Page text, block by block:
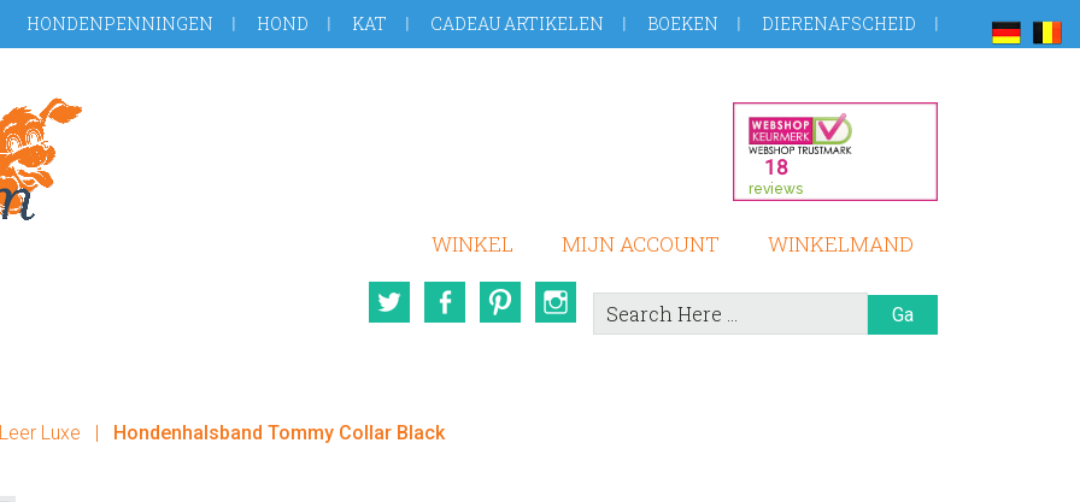
HONDENPENNINGEN HOND KAT CADEAU ARTIKELEN BOEKEN DIERENAFSCHEID
WINKEL MIJN ACCOUNT WINKELMAND
Search
Here
TwitterFacebookPinterestInstagram
Luxe | Hondenhalsband Tommy Collar Black